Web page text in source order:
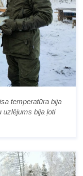
temperatūra bija
uzlējums bija ļoti